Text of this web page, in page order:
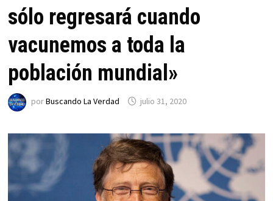
sólo regresará cuando
vacunemos a toda la
población mundial»
porBuscando La Verdad julio 31, 2020